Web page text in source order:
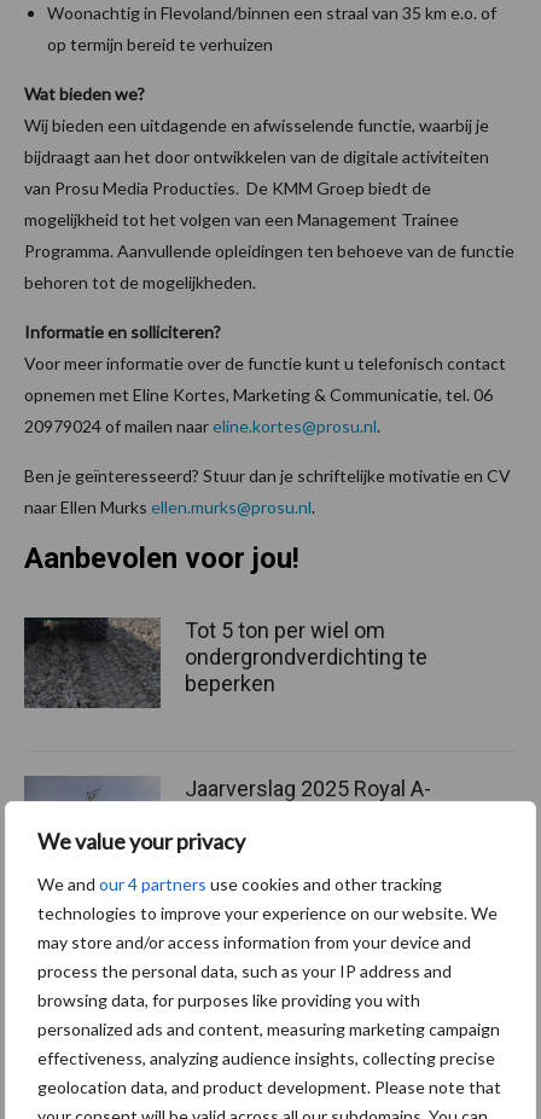
We value your privacy
We and our 4 partners use cookies and other tracking
technologies to improve your experience on our website. We
may store and/or access information from your device and
process the personal data, such as your IP address and
browsing data, for purposes like providing you with
personalized ads and content, measuring marketing campaign
effectiveness, analyzing audience insights, collecting precise
geolocation data, and product development. Please note that
Woonachtig in Flevoland/binnen een straal van 35 km e.o. of
op termijn bereid te verhuizen
Wat bieden we?
Wij bieden een uitdagende en afwisselende functie, waarbij je
bijdraagt aan het door ontwikkelen van de digitale activiteiten
van Prosu Media Producties. De KMM Groep biedt de
mogelijkheid tot het volgen van een Management Trainee
Programma. Aanvullende opleidingen ten behoeve van de functie
behoren tot de mogelijkheden.
Informatie en solliciteren?
Voor meer informatie over de functie kunt u telefonisch contact
opnemen met Eline Kortes, Marketing & Communicatie, tel. 06
20979024 of mailen naareline.kortes@prosu.nl.
Ben je geïnteresseerd? Stuur dan je schriftelijke motivatie en CV
naar Ellen Murks ellen.murks@prosu.nl.
Aanbevolen voor jou!
Tot 5 ton per wiel om
ondergrondverdichting te
beperken
Jaarverslag 2025 Royal A-
nettoresultaat daalt
Machines en werktuigen
gewild doelwit criminelen